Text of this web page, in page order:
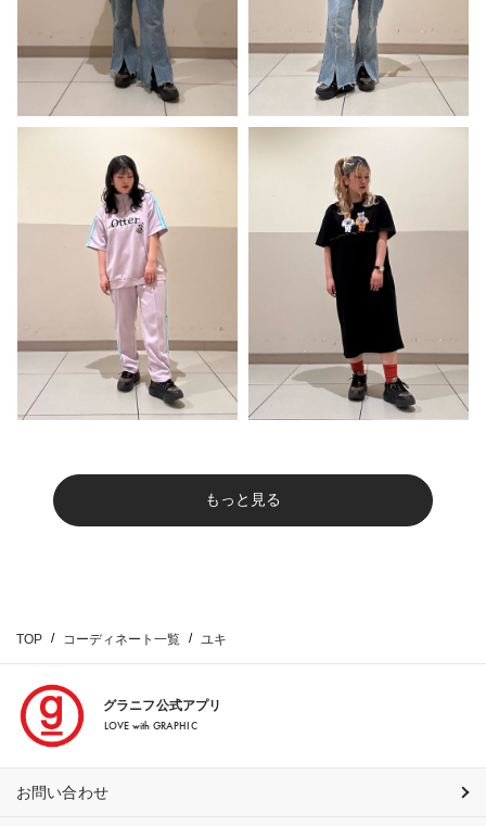
もっと見る
TOP コーディネート一覧 ユキ
グラニフ公式アプリ
LOVE with GRAPHIC
お問い合わせ